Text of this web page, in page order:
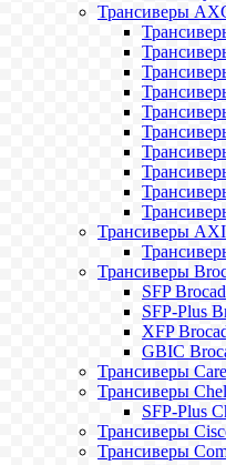
Трансиверы
Трансиверы
Трансиверы
SFP
SFP-Plus
XFP
GBIC
Трансиверы
Трансиверы
SFP-Plus
Трансиверы
Трансиверы